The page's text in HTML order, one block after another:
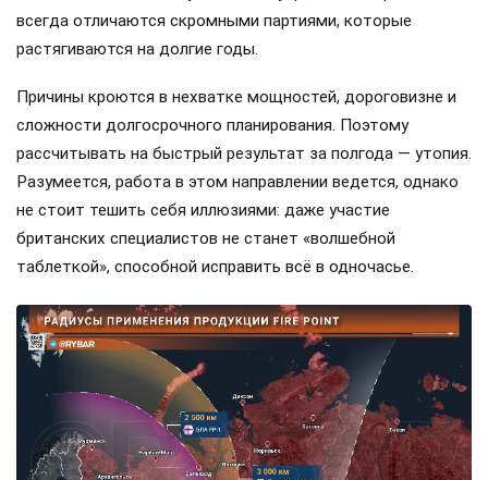
всегда отличаются скромными партиями, которые
растягиваются на долгие годы.
Причины кроются в нехватке мощностей, дороговизне и
сложности долгосрочного планирования. Поэтому
рассчитывать на быстрый результат за полгода — утопия.
Разумеется, работа в этом направлении ведется, однако
не стоит тешить себя иллюзиями: даже участие
британских специалистов не станет «волшебной
таблеткой», способной исправить всё в одночасье.